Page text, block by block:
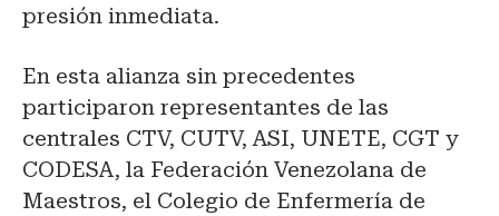
presión inmediata.
En esta alianza sin precedentes
participaron representantes de las
centrales CTV, CUTV, ASI, UNETE, CGT y
CODESA, la Federación Venezolana de
Maestros, el Colegio de Enfermería de